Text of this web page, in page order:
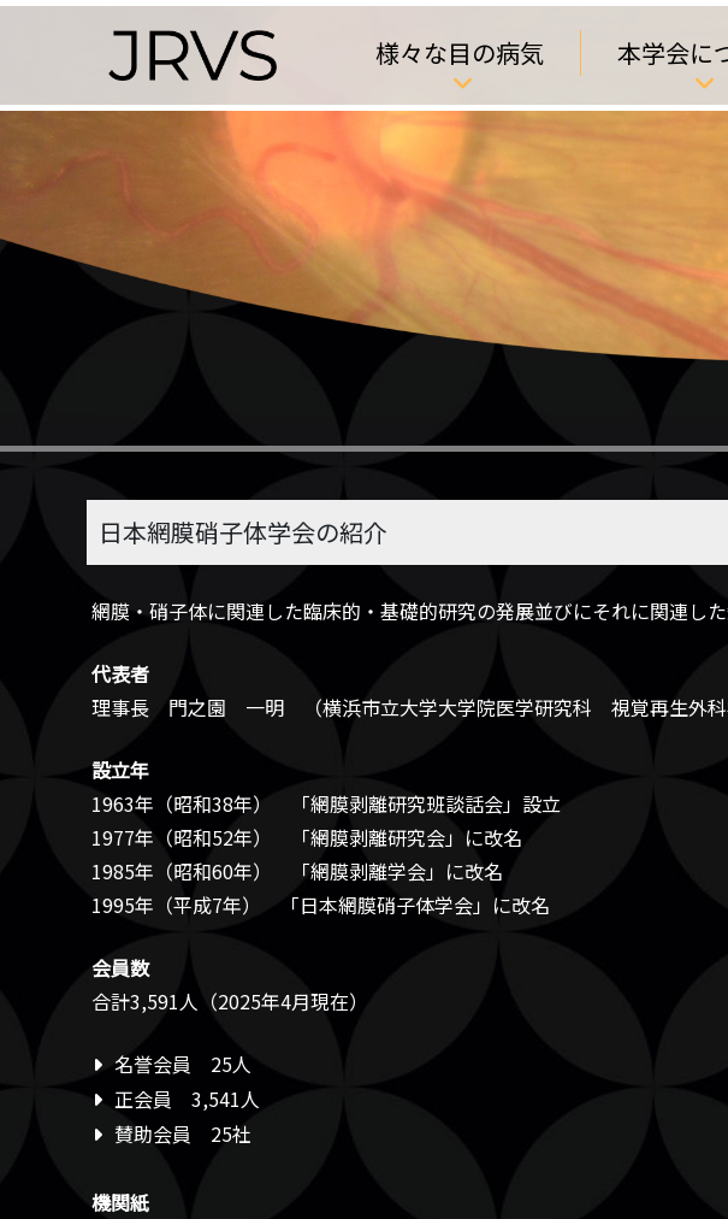
様々な目の病気 本学会に
日本網膜硝子体学会の紹介
網膜・硝子体に関連した臨床的・基礎的研究の発展並びにそれに関連し
代表者
理事長 門之園 一明 （横浜市立大学大学院医学研究科 視覚再生外科
設立年
1963年（昭和38年） 「網膜剥離研究班談話会」設立
1977年（昭和52年） 「網膜剥離研究会」に改名
1985年（昭和60年） 「網膜剥離学会」に改名
1995年（平成7年） 「日本網膜硝子体学会」に改名
会員数
合計3,591人（2025年4月現在）
名誉会員 25人
正会員 3,541人
賛助会員 25社
機関紙